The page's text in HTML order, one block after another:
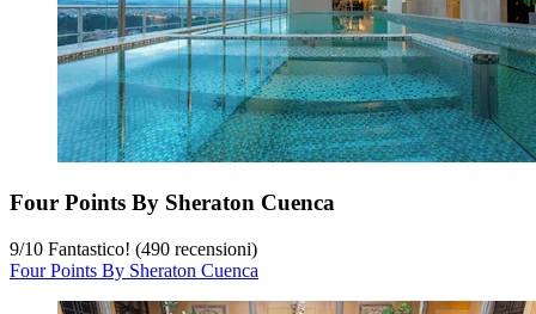
Four Points By Sheraton Cuenca
9/10 Fantastico! (490 recensioni)
Four Points By Sheraton Cuenca